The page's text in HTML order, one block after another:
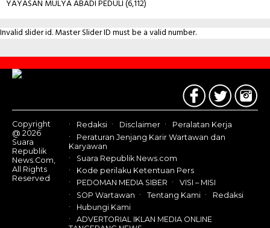
YAYASAN MULYA ABADI PEDULI(6,112)
Invalid slider id. Master Slider ID must be a valid number.
Contact
Us
Copyright
@ 2026
Suara
Republik
News.Com,
All Rights
Reserved
Redaksi Disclaimer
Peralatan Kerja
Peraturan Jenjang Karir Wartawan dan
Karyawan
Suara Republik News.com
Kode perilaku Ketentuan Pers
PEDOMAN MEDIA SIBER
VISI – MISI
SOP Wartawan
Tentang Kami
Redaksi
Hubungi Kami
ADVERTORIAL IKLAN MEDIA ONLINE